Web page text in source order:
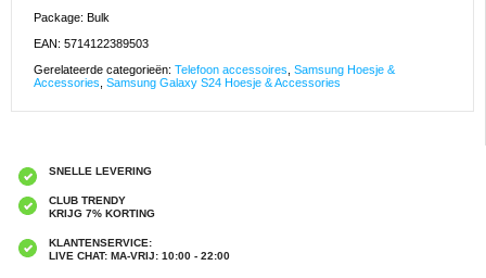
Package: Bulk
EAN: 5714122389503
Gerelateerde categorieën: Telefoon accessoires Samsung Hoesje &
Accessories Samsung Galaxy S24 Hoesje & Accessories
SNELLE LEVERING
CLUB TRENDY
KRIJG 7% KORTING
KLANTENSERVICE:
LIVE CHAT: MA-VRIJ: 10:00 - 22:00